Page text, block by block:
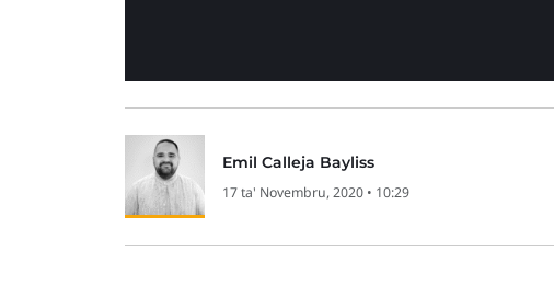
Emil Calleja Bayliss
17 ta' Novembru, 2020 • 10:29